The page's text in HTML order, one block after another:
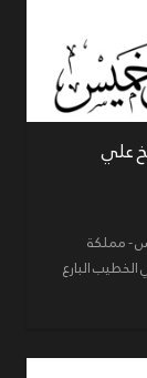
علي
- مملكة
البارع